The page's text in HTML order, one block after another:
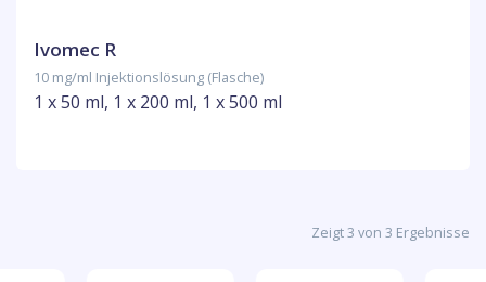
Ivomec R
10 mg/ml Injektionslösung (Flasche)
1 x 50 ml, 1 x 200 ml, 1 x 500 ml
Zeigt 3 von 3 Ergebnisse